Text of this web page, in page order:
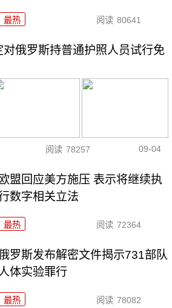
最热 阅读 80641
俄罗斯持普通护照人员试行免
阅读 78257 09-04
欧盟回应美方施压 表示将继续执
数字相关立法
最热 阅读 72364
罗斯发布解密文件揭示731部队
人体实验罪行
最热 阅读 78082